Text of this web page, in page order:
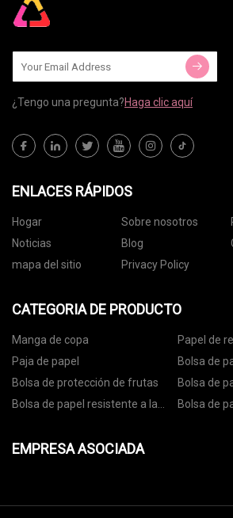
¿Tengo una pregunta?Haga clic aquí
ENLACES RÁPIDOS
Hogar Sobre nosotros
Noticias
Blog
mapa del sitio
Privacy Policy
CATEGORIA DE PRODUCTO
Manga de copa
Papel de
Paja de papel
Bolsa de
Bolsa de protección de frutas
Bolsa de
Bolsa de papel resistente a la
Bolsa de
EMPRESA ASOCIADA